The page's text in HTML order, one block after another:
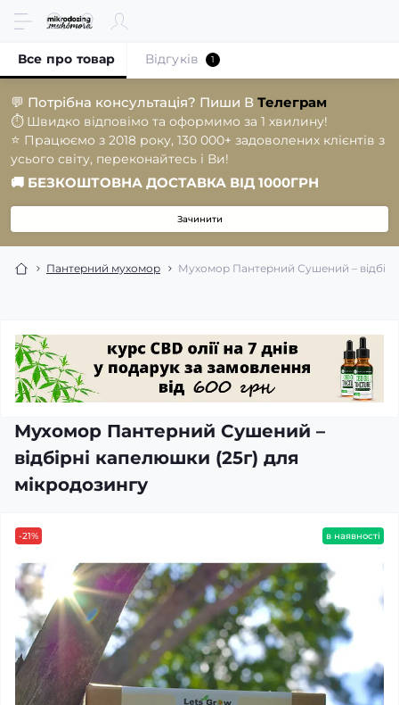
💬 Потрібна консультація? Пиши В Телеграм
⏱️ Швидко відповімо та оформимо за 1 хвилину!
⭐️ Працюємо з 2018 року, 130 000+ задоволених клієнтів з
усього світу, переконайтесь і Ви!
🚚 БЕЗКОШТОВНА ДОСТАВКА ВІД 1000ГРН
Зачинити
Пантерний мухомор Мухомор Пантерний Сушений –
Мухомор Пантерний Сушений –
відбірні капелюшки (25г) для
мікродозингу
Все про товар Відгуків 1
-21% в наявності